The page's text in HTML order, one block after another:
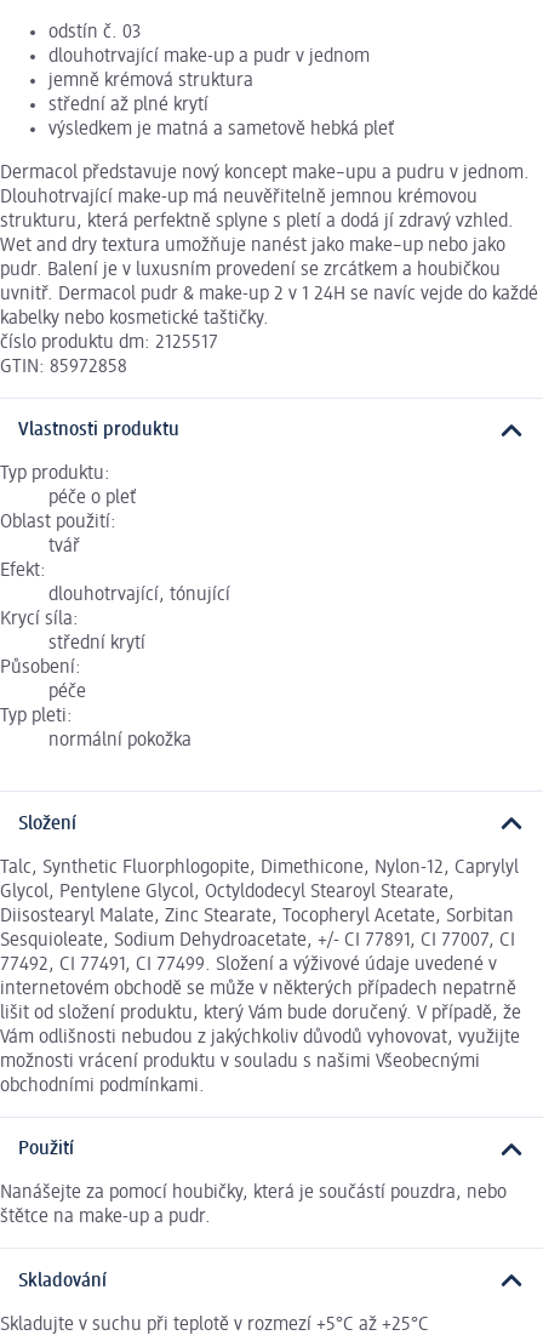
odstín č. 03
dlouhotrvající make-up a pudr v jednom
jemně krémová struktura
střední až plné krytí
výsledkem je matná a sametově hebká pleť
Dermacol představuje nový koncept make–upu a pudru v jednom.
Dlouhotrvající make-up má neuvěřitelně jemnou krémovou
strukturu, která perfektně splyne s pletí a dodá jí zdravý vzhled.
Wet and dry textura umožňuje nanést jako make–up nebo jako
pudr. Balení je v luxusním provedení se zrcátkem a houbičkou
uvnitř. Dermacol pudr & make-up 2 v 1 24H se navíc vejde do každé
kabelky nebo kosmetické taštičky.
číslo produktu dm: 2125517
GTIN: 85972858
Vlastnosti produktu
Typ produktu:
péče o pleť
Oblast použití:
tvář
Efekt:
dlouhotrvající, tónující
Krycí síla:
střední krytí
Působení:
péče
Typ pleti:
normální pokožka
Složení
Talc, Synthetic Fluorphlogopite, Dimethicone, Nylon-12, Caprylyl
Glycol, Pentylene Glycol, Octyldodecyl Stearoyl Stearate,
Diisostearyl Malate, Zinc Stearate, Tocopheryl Acetate, Sorbitan
Sesquioleate, Sodium Dehydroacetate, +/- CI 77891, CI 77007, CI
77492, CI 77491, CI 77499. Složení a výživové údaje uvedené v
internetovém obchodě se může v některých případech nepatrně
lišit od složení produktu, který Vám bude doručený. V případě, že
Vám odlišnosti nebudou z jakýchkoliv důvodů vyhovovat, využijte
možnosti vrácení produktu v souladu s našimi Všeobecnými
obchodními podmínkami.
Použití
Nanášejte za pomocí houbičky, která je součástí pouzdra, nebo
štětce na make-up a pudr.
Skladování
Skladujte v suchu při teplotě v rozmezí +5°C až +25°C